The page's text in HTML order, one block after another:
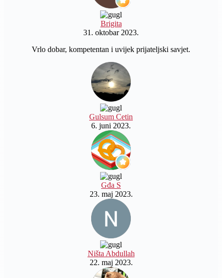
Brigita
31. oktobar 2023.
Vrlo dobar, kompetentan i uvijek prijateljski savjet.
Gulsum Cetin
6. juni 2023.
Gđa S
23. maj 2023.
Ništa Abdullah
22. maj 2023.